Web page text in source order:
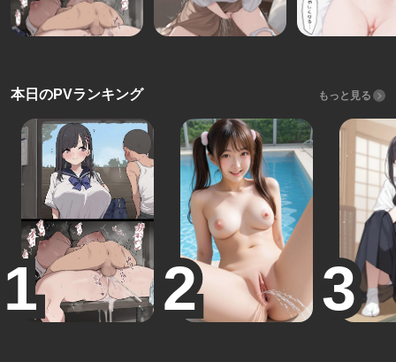
本日のPVランキング もっと見る